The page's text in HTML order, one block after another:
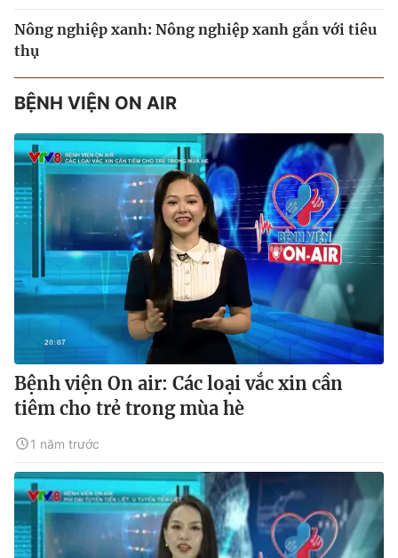
Nông nghiệp xanh: Nông nghiệp xanh gắn với tiêu
thụ
BỆNH VIỆN ON AIR
Bệnh viện On air: Các loại vắc xin cần
tiêm cho trẻ trong mùa hè
1 năm trước